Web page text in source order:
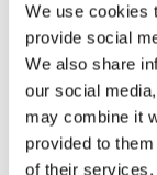
We use cookies
provide social
We also share
our social
may combine it
provided to
of their services.